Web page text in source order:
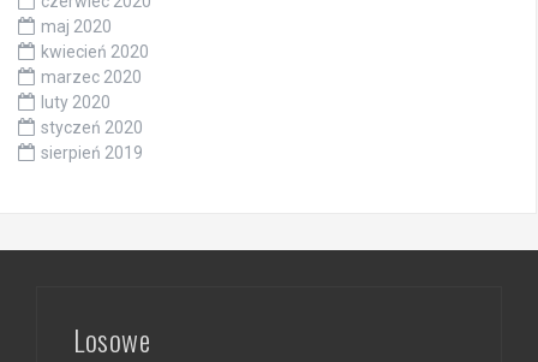
maj 2020
kwiecień 2020
marzec 2020
luty 2020
styczeń 2020
sierpień 2019
Losowe